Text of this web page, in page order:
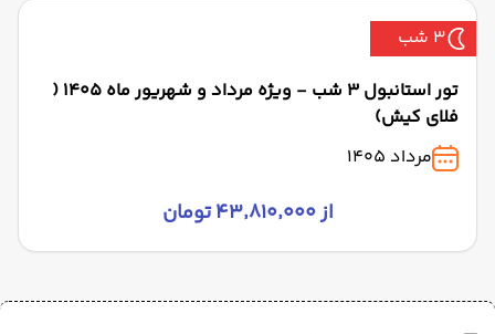
3 شب
تور استانبول 3 شب - ویژه مرداد و شهریور ماه 1405 (
فلای کیش)
مرداد 1405
از ۴۳٬۸۱۰٬۰۰۰ تومان